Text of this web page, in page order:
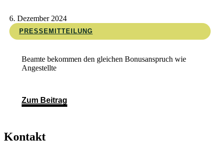
6. Dezember 2024
PRESSEMITTEILUNG
Beamte bekommen den gleichen Bonusanspruch wie
Angestellte
Zum Beitrag
Kontakt